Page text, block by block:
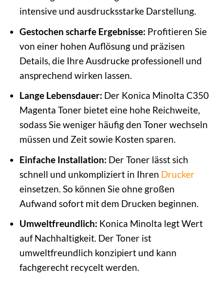
intensive und ausdrucksstarke Darstellung.
Gestochen scharfe Ergebnisse: Profitieren Sie
von einer hohen Auflösung und präzisen
Details, die Ihre Ausdrucke professionell und
ansprechend wirken lassen.
Lange Lebensdauer: Der Konica Minolta C350
Magenta Toner bietet eine hohe Reichweite,
sodass Sie weniger häufig den Toner wechseln
müssen und Zeit sowie Kosten sparen.
Einfache Installation: Der Toner lässt sich
schnell und unkompliziert in Ihren Drucker
einsetzen. So können Sie ohne großen
Aufwand sofort mit dem Drucken beginnen.
Umweltfreundlich: Konica Minolta legt Wert
auf Nachhaltigkeit. Der Toner ist
umweltfreundlich konzipiert und kann
fachgerecht recycelt werden.